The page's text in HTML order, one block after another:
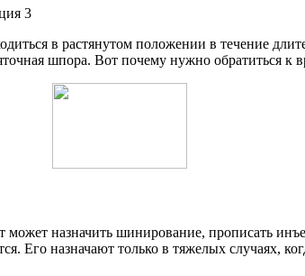
в растянутом положении в течение
шпора. Вот почему нужно обратиться к
может назначить шинирование, прописать
Его назначают только в тяжелых случаях,